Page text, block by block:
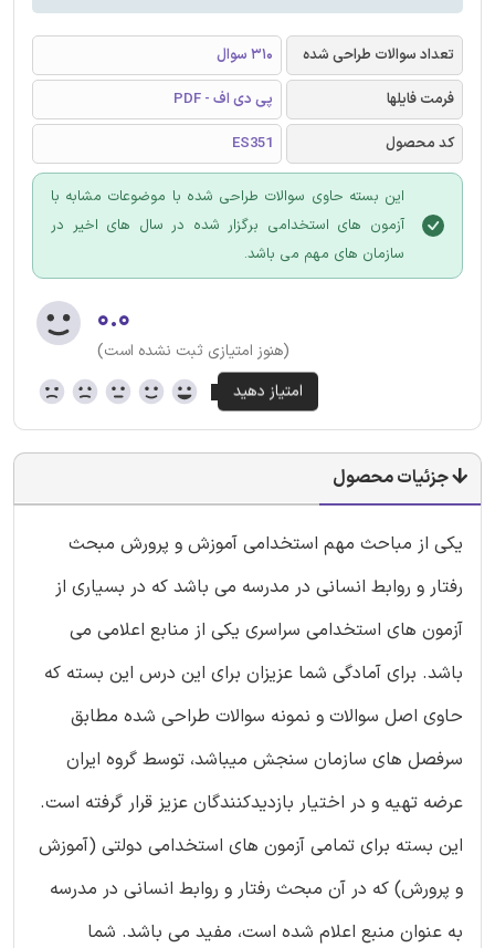
تعداد سوالات طراحی شده
310 سوال
فرمت فایلها
پی دی اف - PDF
کد محصول
ES351
این بسته حاوی سوالات طراحی شده با موضوعات مشابه با
آزمون های استخدامی برگزار شده در سال های اخیر در
سازمان های مهم می باشد.
۰.۰
(هنوز امتیازی ثبت نشده است)
جزئیات محصول
یکی از مباحث مهم استخدامی آموزش و پرورش مبحث
رفتار و روابط انسانی در مدرسه می باشد که در بسیاری از
آزمون های استخدامی سراسری یکی از منابع اعلامی می
باشد. برای آمادگی شما عزیزان برای این درس این بسته که
حاوی اصل سوالات و نمونه سوالات طراحی شده مطابق
سرفصل های سازمان سنجش میباشد، توسط گروه ایران
عرضه تهیه و در اختیار بازدیدکنندگان عزیز قرار گرفته است.
این بسته برای تمامی آزمون های استخدامی دولتی (آموزش
و پرورش) که در آن مبحث رفتار و روابط انسانی در مدرسه
به عنوان منبع اعلام شده است، مفید می باشد. شما